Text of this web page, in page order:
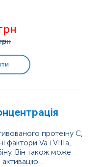
патологічних
протеїну С,
фактори Va і VIIIa,
Він також може